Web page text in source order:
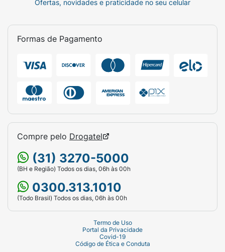
Ofertas, novidades e praticidade no seu celular
Formas de Pagamento
Compre pelo Drogatel
(31) 3270-5000
(BH e Região) Todos os dias, 06h às 00h
0300.313.1010
(Todo Brasil) Todos os dias, 06h às 00h
Termo de Uso
Portal da Privacidade
Covid-19
Código de Ética e Conduta